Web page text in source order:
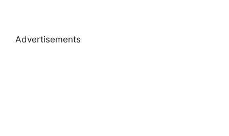
Advertisements